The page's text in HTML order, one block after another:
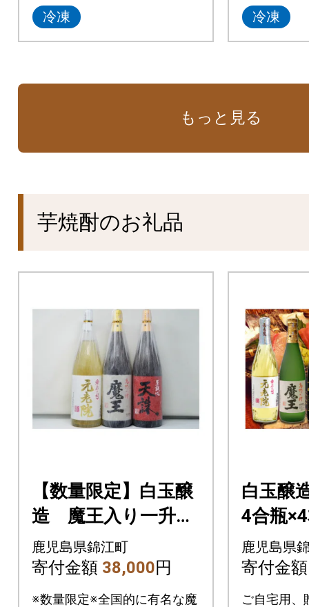
冷凍 冷凍
もっと見る
芋焼酎のお礼品
【数量限定】白玉醸
造 魔王入り一升瓶
3本セット(No.3050-
3)
鹿児島県錦江町
寄付金額 38,000円
※数量限定※全国的に有名な魔
白玉醸
4合瓶
鹿児島県
寄付金
ご自宅用、